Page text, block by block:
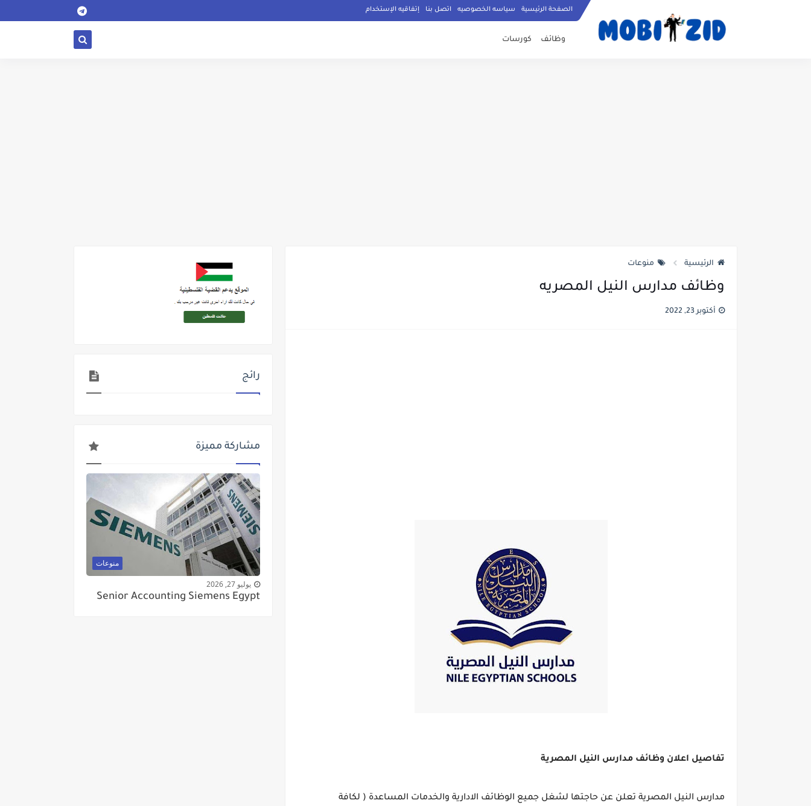
الصفحة الرئيسية سياسه الخصوصيه اتصل بنا إتفاقيه الإستخدام
وظائف كورسات
الرئيسية منوعات
وظائف مدارس النيل المصريه
أكتوبر 23, 2022
تفاصيل اعلان وظائف مدارس النيل المصرية
مدارس النيل المصرية تعلن عن حاجتها لشغل جميع الوظائف الادارية والخدمات المساعدة ( لكافة
رائج
مشاركة مميزة
منوعات
يوليو 27, 2026
Senior Accounting Siemens Egypt